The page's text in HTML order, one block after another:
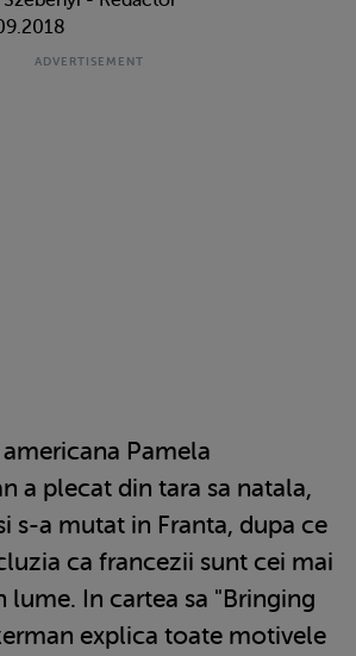
Pamela
a plecat din tara sa natala,
s-a mutat in Franta, dupa ce
ca francezii sunt cei mai
lume. In cartea sa "Bringing
explica toate motivele